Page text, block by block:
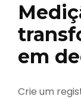
em
Crie um